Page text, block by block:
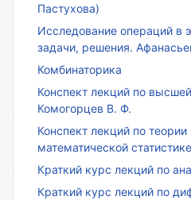
Пастухова)
Исследование операций в
задачи, решения.
Комбинаторика
Конспект лекций по
Комогорцев В. Ф.
Конспект лекций по теории
математической
Краткий курс лекций по
Краткий курс лекций по